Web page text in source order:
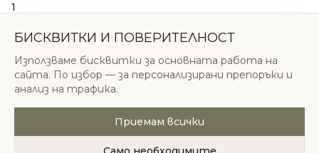
1
sales@odonatacosmetics.com
Нед: 11:00 – 18:00
© 2026 Одоната Козметикс ООД. Всички права
запазени.
БИСКВИТКИ И ПОВЕРИТЕЛНОСТ
Използваме бисквитки за основната работа на
сайта. По избор — за персонализирани препоръки и
анализ на трафика.
Приемам всички